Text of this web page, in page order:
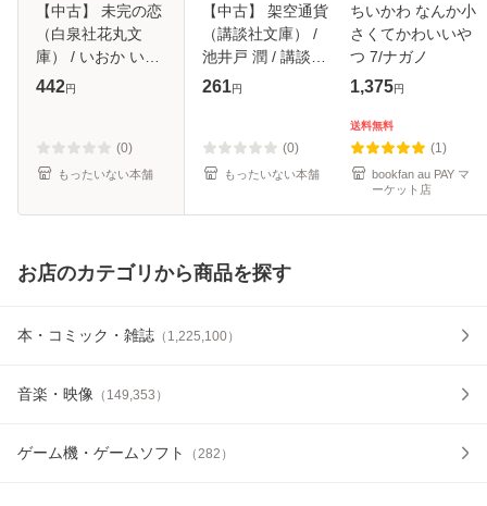
【中古】 未完の恋
（白泉社花丸文
庫） / いおか いつ
き / 白泉社 [文庫]
442円
(0)
もったいない本舗
【中古】 架空通貨
（講談社文庫） /
池井戸 潤 / 講談社
[文庫]【メール便送
261円
(0)
もったいない本舗
ちいかわ なんか小
さくてかわいいや
つ 7/ナガノ
1,375円
送料無料
(1)
bookfan au PAY マ
ーケット店
お店のカテゴリから商品を探す
本・コミック・雑誌 （ 1,225,100）
音楽・映像 （ 149,353 ）
ゲーム機・ゲームソフト （282 ）